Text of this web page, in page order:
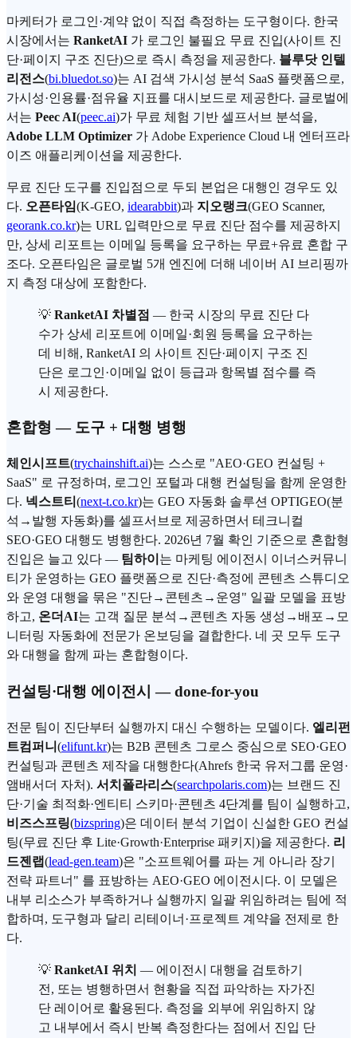
마케터가 로그인·계약 없이 직접 측정하는 도구형이다. 한국
시장에서는 RanketAI 가 로그인 불필요 무료 진입(사이트 진
단·페이지 구조 진단)으로 즉시 측정을 제공한다. 블루닷 인텔
리전스(bi.bluedot.so)는 AI 검색 가시성 분석 SaaS 플랫폼으로,
가시성·인용률·점유율 지표를 대시보드로 제공한다. 글로벌에
서는 Peec AI(peec.ai)가 무료 체험 기반 셀프서브 분석을,
Adobe LLM Optimizer 가 Adobe Experience Cloud 내 엔터프라
이즈 애플리케이션을 제공한다.
무료 진단 도구를 진입점으로 두되 본업은 대행인 경우도 있
다. 오픈타임(K-GEO, idearabbit)과 지오랭크(GEO Scanner,
georank.co.kr)는 URL 입력만으로 무료 진단 점수를 제공하지
만, 상세 리포트는 이메일 등록을 요구하는 무료+유료 혼합 구
조다. 오픈타임은 글로벌 5개 엔진에 더해 네이버 AI 브리핑까
지 측정 대상에 포함한다.
💡 RanketAI 차별점 — 한국 시장의 무료 진단 다
수가 상세 리포트에 이메일·회원 등록을 요구하는
데 비해, RanketAI 의 사이트 진단·페이지 구조 진
단은 로그인·이메일 없이 등급과 항목별 점수를 즉
시 제공한다.
혼합형 — 도구 + 대행 병행
체인시프트(trychainshift.ai)는 스스로 "AEO·GEO 컨설팅 +
SaaS" 로 규정하며, 로그인 포털과 대행 컨설팅을 함께 운영한
다. 넥스트티 (next-t.co.kr)는 GEO 자동화 솔루션 OPTIGEO(분
석→발행 자동화)를 셀프서브로 제공하면서 테크니컬
SEO·GEO 대행도 병행한다. 2026년 7월 확인 기준으로 혼합형
진입은 늘고 있다 — 팀하이 는 마케팅 에이전시 이너스커뮤니
티가 운영하는 GEO 플랫폼으로 진단·측정에 콘텐츠 스튜디오
와 운영 대행을 묶은 "진단→콘텐츠→운영" 일괄 모델을 표방
하고, 온더AI는 고객 질문 분석→콘텐츠 자동 생성→배포→모
니터링 자동화에 전문가 온보딩을 결합한다. 네 곳 모두 도구
와 대행을 함께 파는 혼합형이다.
컨설팅·대행 에이전시 — done-for-you
전문 팀이 진단부터 실행까지 대신 수행하는 모델이다. 엘리펀
트컴퍼니 (elifunt.kr)는 B2B 콘텐츠 그로스 중심으로 SEO·GEO
컨설팅과 콘텐츠 제작을 대행한다(Ahrefs 한국 유저그룹 운영·
앰배서더 자처). 서치폴라리스(searchpolaris.com)는 브랜드 진
단·기술 최적화·엔티티 스키마·콘텐츠 4단계를 팀이 실행하고,
비즈스프링(bizspring)은 데이터 분석 기업이 신설한 GEO 컨설
팅(무료 진단 후 Lite·Growth·Enterprise 패키지)을 제공한다. 리
드젠랩(lead-gen.team)은 "소프트웨어를 파는 게 아니라 장기
전략 파트너" 를 표방하는 AEO·GEO 에이전시다. 이 모델은
내부 리소스가 부족하거나 실행까지 일괄 위임하려는 팀에 적
합하며, 도구형과 달리 리테이너·프로젝트 계약을 전제로 한
다.
💡 RanketAI 위치 — 에이전시 대행을 검토하기
전, 또는 병행하면서 현황을 직접 파악하는 자가진
단 레이어로 활용된다. 측정을 외부에 위임하지 않
고 내부에서 즉시 반복 측정한다는 점에서 진입 단